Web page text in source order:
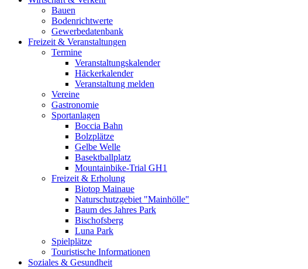
Bauen
Bodenrichtwerte
Gewerbedatenbank
Freizeit & Veranstaltungen
Termine
Veranstaltungskalender
Häckerkalender
Veranstaltung melden
Vereine
Gastronomie
Sportanlagen
Boccia Bahn
Bolzplätze
Gelbe Welle
Basektballplatz
Mountainbike-Trial GH1
Freizeit & Erholung
Biotop Mainaue
Naturschutzgebiet "Mainhölle"
Baum des Jahres Park
Bischofsberg
Luna Park
Spielplätze
Touristische Informationen
Soziales & Gesundheit